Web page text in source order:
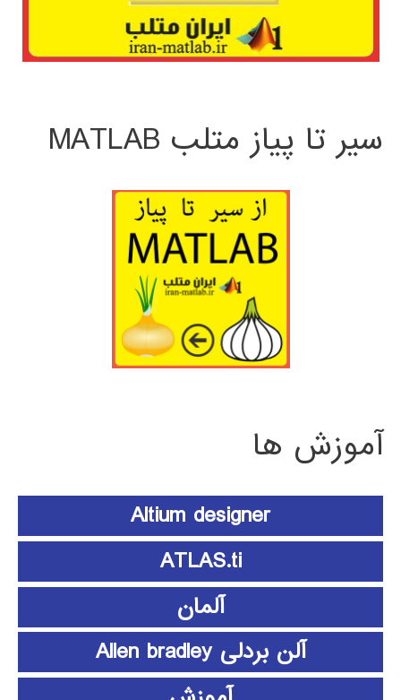
سیر تا پیاز متلب MATLAB
آموزش ها
Altium designer
ATLAS.ti
آلمان
آلن بردلی Allen bradley